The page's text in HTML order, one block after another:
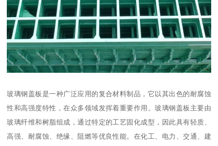
玻璃钢盖板是一种广泛应用的复合材料制品，它以其出色的耐腐蚀
性和高强度特性，在众多领域发挥着重要作用。玻璃钢盖板主要由
玻璃纤维和树脂组成，通过特定的工艺固化成型，因此具有轻质、
高强、耐腐蚀、绝缘、阻燃等优良性能。在化工、电力、交通、建